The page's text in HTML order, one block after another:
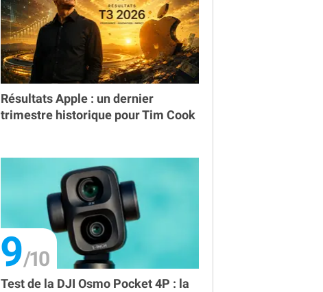
Résultats Apple : un dernier
trimestre historique pour Tim Cook
9
Test de la DJI Osmo Pocket 4P : la